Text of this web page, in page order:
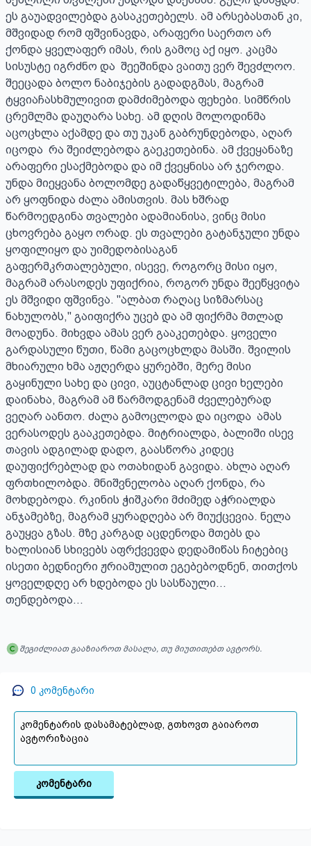
ეს გაუადვილებდა გასაკეთებელს. ამ არსებასთან კი,
მშვიდად რომ ფშვინავდა, არაფერი საერთო არ
ქონდა ყველაფერ იმას, რის გამოც აქ იყო. კაცმა
სისუსტე იგრძნო და  შეეშინდა ვაითუ ვერ შევძლოო.
შეეცადა ბოლო ნაბიჯების გადადგმას, მაგრამ
ტყვიაჩასხმულივით დამძიმებოდა ფეხები. სიმწრის
ცრემლმა დაუღარა სახე. ამ დღის მოლოდინმა
აცოცხლა აქამდე და თუ უკან გაბრუნდებოდა, აღარ
იცოდა  რა შეიძლებოდა გაეკეთებინა. ამ ქვეყანაზე
არაფერი ესაქმებოდა და იმ ქვეყნისა არ ჯეროდა.
უნდა მიეყვანა ბოლომდე გადაწყვეტილება, მაგრამ
არ ყოფნიდა ძალა ამისთვის. მას ხშრად
წარმოედგინა თვალები ადამიანისა, ვინც მისი
ცხოვრება გაყო ორად. ეს თვალები გატანჯული უნდა
ყოფილიყო და უიმედობისაგან
გაფერმკრთალებული, ისევე, როგორც მისი იყო,
მაგრამ არასოდეს უფიქრია, როგორ უნდა შეეწყვიტა
ეს მშვიდი ფშვინვა. "ალბათ რაღაც სიზმარსაც
ნახულობს," გაიფიქრა უცებ და ამ ფიქრმა მთლად
მოადუნა. მიხვდა ამას ვერ გააკეთებდა. ყოველი
გარდასული წუთი, წამი გაცოცხლდა მასში. შვილის
მხიარული ხმა აჟღერდა ყურებში, მერე მისი
გაყინული სახე და ცივი, აუცტანლად ცივი ხელები
დაინახა, მაგრამ ამ წარმოდგენამ ძველებურად
ვეღარ აანთო. ძალა გამოცლოდა და იცოდა  ამას
ვერასოდეს გააკეთებდა. მიტრიალდა, ბალიში ისევ
თავის ადგილად დადო, გაასწორა კიდეც
დაუფიქრებლად და ოთახიდან გავიდა. ახლა აღარ
ფრთხილობდა. მნიშვნელობა აღარ ქონდა, რა
მოხდებოდა. რკინის ჭიშკარი მძიმედ აჭრიალდა
ანჯამებზე, მაგრამ ყურადღება არ მიუქცევია. ნელა
გაუყვა გზას. მზე კარგად აცდენოდა მთებს და
ხალისიან სხივებს აფრქვევდა დედამიწას ჩიტებიც
ისეთი ბედნიერი ჟრიამულით ეგებებოდნენ, თითქოს
ყოველდღე არ ხდებოდა ეს სასწაული...
თენდებოდა...
შეგიძლიათ გააზიაროთ მასალა, თუ მიუთითებთ ავტორს.
0 კომენტარი
კომენტარი